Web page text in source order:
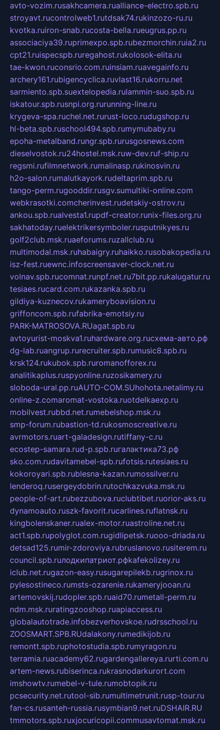
avto-vozim.rusakhcamera.rualliance-electro.spb.ru
stroyavt.rucontrolweb1.rutdsak74.rukinzozo-ru.ru
kvotka.ruiron-snab.rucosta-bella.rueugrus.pp.ru
associaciya39.ruprimexpo.spb.rubezmorchin.ruia2.ru
cpt21.ruispecspb.ruregahost.rukolosok-elita.ru
tae-kwon.ruconsrio.com.ruinsiam.ruavegainfo.ru
archery161.rubigencyclica.ruvlast16.rukorru.net
sarmiento.spb.suextelopedia.rulammin-suo.spb.ru
iskatour.spb.rusnpi.org.rurunning-line.ru
krygeva-spa.ruchel.net.rurust-loco.rudugshop.ru
hl-beta.spb.ruschool494.spb.rumymubaby.ru
epoha-metalband.rungr.spb.rurusgosnews.com
dieselvostok.ru24hostel.msk.ruw-dev.ruf-ship.ru
regsmi.rufilmnetwork.rumalinasp.rukinosvin.ru
h2o-salon.rumalutkayork.rudeltaprim.spb.ru
tango-perm.rugooddir.rusgv.sumultiki-online.com
webkrasotki.comcherinvest.rudetskiy-ostrov.ru
ankou.spb.rualvesta1.rupdf-creator.runix-files.org.ru
sakhatoday.ruelektrikersymboler.rusputnikyes.ru
golf2club.msk.ruaeforums.ruzallclub.ru
multimodal.msk.ruhabaigry.ruhaikko.rusobakopedia.ru
isz-fest.ruewnc.infoscreensaver-clock.net.ru
volnav.spb.rucomnat.runpf.net.ru7bit.pp.rukalugatur.ru
tesiaes.rucard.com.rukazanka.spb.ru
gildiya-kuznecov.rukameryboavision.ru
griffoncom.spb.rufabrika-emotsiy.ru
PARK-MATROSOVA.RUagat.spb.ru
avtoyurist-moskva1.ruhardware.org.ruсхема-авто.рф
dg-lab.ruangrup.rurecruiter.spb.rumusic8.spb.ru
krsk124.rukubok.spb.ruromanofforex.ru
analitikaplus.ruspyonline.ruzosikamery.ru
sloboda-ural.pp.ruAUTO-COM.SUhohota.netalimy.ru
online-z.comaromat-vostoka.ruotdelkaexp.ru
mobilvest.rubbd.net.rumebelshop.msk.ru
smp-forum.rubastion-td.rukosmoscreative.ru
avrmotors.ruart-galadesign.rutiffany-c.ru
ecostep-samara.rud-p.spb.ruгалактика73.рф
sko.com.rudavitamebel-spb.rufotsis.rutesiaes.ru
kokoroyari.spb.rublesna-kazan.rumossilver.ru
lenderoq.rusergeydobrin.rutochkazvuka.msk.ru
people-of-art.rubezzubova.ruclubtibet.ruorior-aks.ru
dynamoauto.ruszk-favorit.rucarlines.ruflatnsk.ru
kingbolenskaner.rualex-motor.ruastroline.net.ru
act1.spb.rupolyglot.com.rugidlipetsk.ruooo-driada.ru
detsad125.rumir-zdoroviya.rubruslanovo.rusiterem.ru
council.spb.ruлодкипатриот.рфkafekolizey.ru
iclub.net.rugazon-easy.rusugarepilekb.rugrinox.ru
pylesostineco.rumsts-ozarenie.rukameryjooan.ru
artemovskij.rudopler.spb.ruaid70.rumetall-perm.ru
ndm.msk.ruratingzooshop.ruapiaccess.ru
globalautotrade.infobezverhovskoe.rudrsschool.ru
ZOOSMART.SPB.RUdalakony.rumedikijob.ru
remontt.spb.ruphotostudia.spb.rumyragon.ru
terramia.ruacademy62.rugardengallereya.rurti.com.ru
artem-news.rubiserinca.rukrasnodarkurort.com
imshowtv.rumebel-v-tule.rumobtopik.ru
pcsecurity.net.rutool-sib.rumultimetrunit.rusp-tour.ru
fan-cs.rusanteh-russia.rusymbian9.net.ruDSHAIR.RU
tmmotors.spb.ruxjocuricopii.commusavtomat.msk.ru